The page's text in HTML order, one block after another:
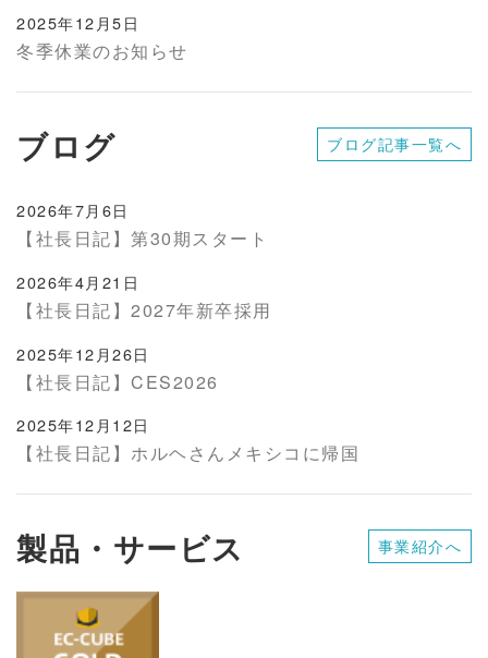
2025年12月5日
冬季休業のお知らせ
ブログ ブログ記事一覧へ
2026年7月6日
【社長日記】第30期スタート
2026年4月21日
【社長日記】2027年新卒採用
2025年12月26日
【社長日記】CES2026
2025年12月12日
【社長日記】ホルヘさんメキシコに帰国
製品・サービス 事業紹介へ